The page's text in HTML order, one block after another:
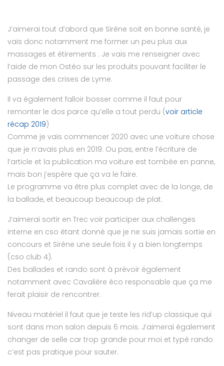
J’aimerai tout d’abord que Sirène soit en bonne santé, je
vais donc notamment me former un peu plus aux
massages et étirements . Je vais me renseigner avec
l’aide de mon Ostéo sur les produits pouvant faciliter le
passage des crises de Lyme.
Il va également falloir bosser comme il faut pour
remonter le dos parce qu’elle a tout perdu (voir article
récap 2019)
Comme je vais commencer 2020 avec une voiture chose
que je n’avais plus en 2019. Ou pas, entre l’écriture de
l’article et la publication ma voiture est tombée en panne,
mais bon j’espère que ça va le faire.
Le programme va être plus complet avec de la longe, de
la ballade, et beaucoup beaucoup de plat.
J’aimerai sortir en Trec voir participer aux challenges
interne en cso étant donné que je ne suis jamais sortie en
concours et Sirène une seule fois il y a bien longtemps
(cso club 4).
Des ballades et rando sont à prévoir également
notamment avec Cavalière éco responsable que ça me
ferait plaisir de rencontrer.
Niveau matériel il faut que je teste les rid’up classique qui
sont dans mon salon depuis 6 mois. J’aimerai également
changer de selle car trop grande pour moi et typé rando
c’est pas pratique pour sauter.